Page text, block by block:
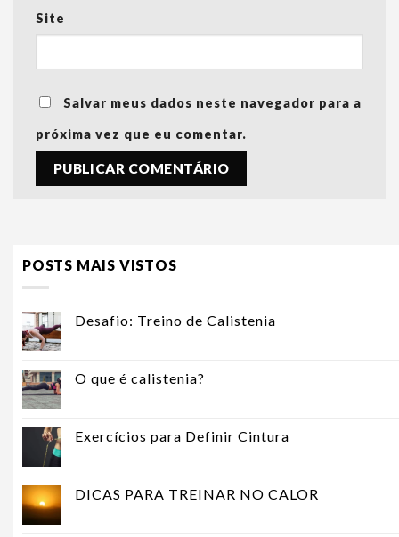
Site
Salvar meus dados neste navegador para a
próxima vez que eu comentar.
POSTS MAIS VISTOS
Desafio: Treino de Calistenia
O que é calistenia?
Exercícios para Definir Cintura
DICAS PARA TREINAR NO CALOR